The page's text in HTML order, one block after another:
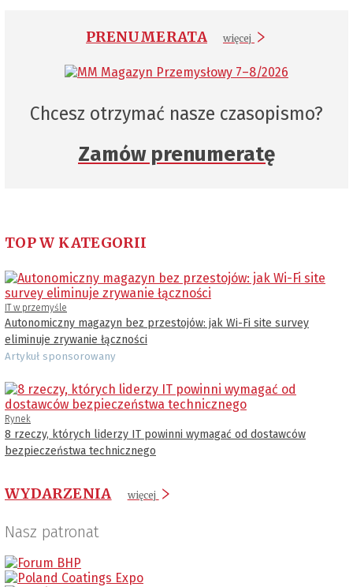
PRENUMERATA więcej
Chcesz otrzymać nasze czasopismo?
Zamów prenumeratę
TOP W KATEGORII
IT w przemyśle
Autonomiczny magazyn bez przestojów: jak Wi-Fi site survey
eliminuje zrywanie łączności
Artykuł sponsorowany
Rynek
8 rzeczy, których liderzy IT powinni wymagać od dostawców
bezpieczeństwa technicznego
WYDARZENIA więcej
Nasz patronat